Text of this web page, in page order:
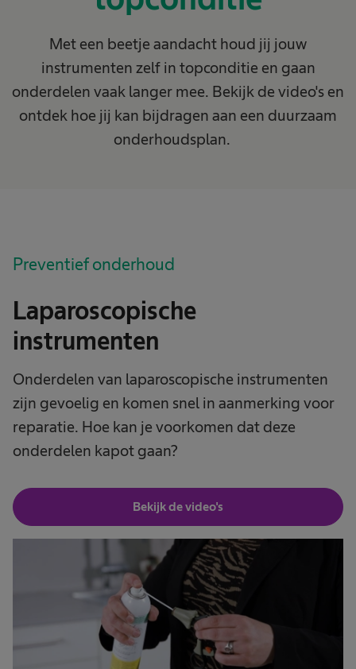
Met een beetje aandacht houd jij jouw
instrumenten zelf in topconditie en gaan
onderdelen vaak langer mee. Bekijk de video's en
ontdek hoe jij kan bijdragen aan een duurzaam
onderhoudsplan.
Preventief onderhoud
Laparoscopische
instrumenten
Onderdelen van laparoscopische instrumenten
zijn gevoelig en komen snel in aanmerking voor
reparatie. Hoe kan je voorkomen dat deze
onderdelen kapot gaan?
Bekijk de video's